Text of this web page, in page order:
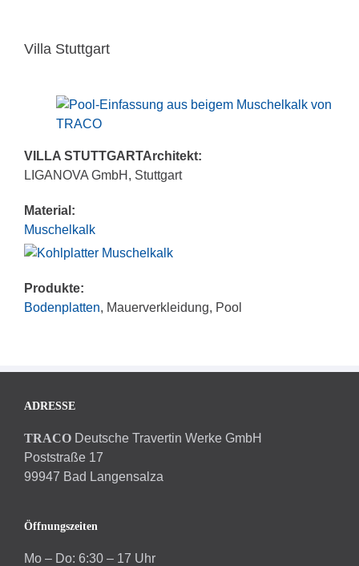
Villa Stuttgart
VILLA STUTTGARTArchitekt:
LIGANOVA GmbH, Stuttgart
Material:
Muschelkalk
Produkte:
Bodenplatten, Mauerverkleidung, Pool
ADRESSE
TRACO Deutsche Travertin Werke GmbH
Poststraße 17
99947 Bad Langensalza
Öffnungszeiten
Mo – Do: 6:30 – 17 Uhr